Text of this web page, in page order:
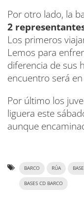
Por otro lado, la
2
Los primeros
Lemos para
diferencia de sus
encuentro será
Por último los
liguera este
aunque
BARCO RÚA
BASES CD BARCO